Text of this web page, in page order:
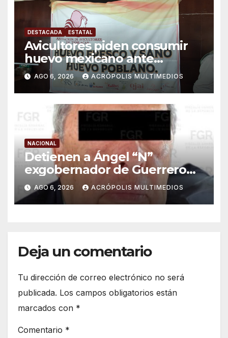
DESTACADA ESTATAL
Avicultores piden consumir
huevo mexicano ante
importaciones
AGO 6, 2026 ACRÓPOLIS MULTIMEDIOS
NACIONAL
Detienen a Ángel “N”
exgobernador de Guerrero
por caso Ayotzinapa
AGO 6, 2026 ACRÓPOLIS MULTIMEDIOS
Deja un comentario
Tu dirección de correo electrónico no será
publicada. Los campos obligatorios están
marcados con *
Comentario *